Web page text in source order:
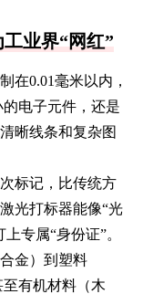
业界“网红”
在0.01毫米以内，
电子元件，还是
晰线条和复杂图
标记，比传统方
光打标器能像“光
专属“身份证”。
金）到塑料
至有机材料（木